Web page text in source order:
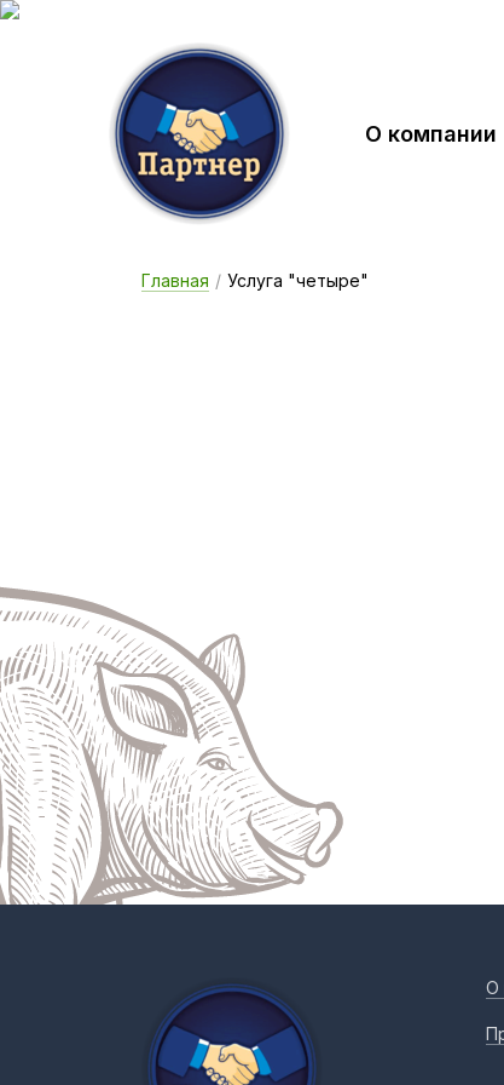
О компании
Главная / Услуга "четыре"
О